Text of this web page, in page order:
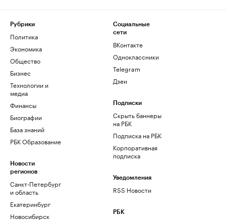
Рубрики
Политика
Экономика
Общество
Бизнес
Технологии и
медиа
Финансы
Биографии
База знаний
РБК Образование
Новости
регионов
Санкт-Петербург
и область
Екатеринбург
Новосибирск
Социальные
сети
ВКонтакте
Одноклассники
Telegram
Дзен
Подписки
Скрыть баннеры
на РБК
Подписка на РБК
Корпоративная
подписка
Уведомления
RSS Новости
РБК